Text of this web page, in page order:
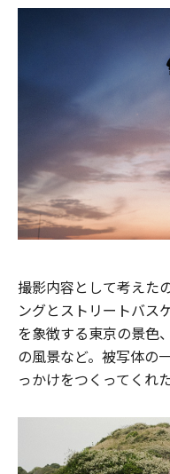
撮影内容として考えた
ングとストリートバス
を象徴する東京の景色
の風景など。被写体の
っかけをつくってくれ